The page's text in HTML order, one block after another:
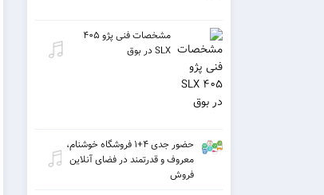
مشخصات فنی پژو ۴۰۵
SLX در بوق
حضور جدی ۴+۱ فروشگاه خوشنام،
معروف و قدرتمند در فضای آنلاین
فروش